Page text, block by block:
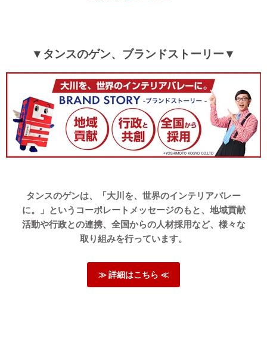
しました。
布団カバーのデザインや使用感にご満足いただけたご様子
で、大変うれしく思います。今後もお客様に満足していた
だける迅速な対応や商品開発に努めて参りますので、当店
をよろしくお願いいたします。
04/05/2025
した。
>>タンスのゲンが返信しました
この度はタンスのゲンをご利用いただき誠にありがとうご
お子様にお喜びいただけたようで大変嬉しく思います。
こちらの商品で、快適な睡眠の手助けになれば幸いです。
またのご利用心よりお待ちしております。
▼タンスのゲン、ブランドストーリー▼
タンスのゲンは、「大川を、世界のインテリアバレー
に。」というコーポレートメッセージのもと、地域貢献
活動や行政との連携、全国からの人材採用など、様々な
取り組みを行っています。
≫ 詳細はこちら ≪